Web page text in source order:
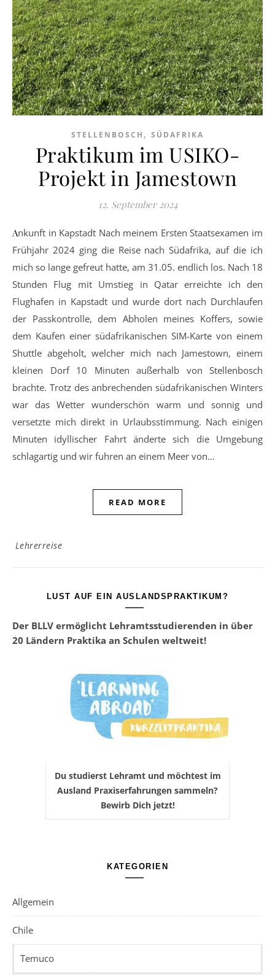
STELLENBOSCH , SÜDAFRIKA
Praktikum im USIKO-
Projekt in Jamestown
12. September 2024
Ankunft in Kapstadt Nach meinem Ersten Staatsexamen im
Frühjahr 2024 ging die Reise nach Südafrika, auf die ich
mich so lange gefreut hatte, am 31.05. endlich los. Nach 18
Stunden Flug mit Umstieg in Qatar erreichte ich den
Flughafen in Kapstadt und wurde dort nach Durchlaufen
der Passkontrolle, dem Abholen meines Koffers, sowie
dem Kaufen einer südafrikanischen SIM-Karte von einem
Shuttle abgeholt, welcher mich nach Jamestown, einem
kleinen Dorf 10 Minuten außerhalb von Stellenbosch
brachte. Trotz des anbrechenden südafrikanischen Winters
war das Wetter wunderschön warm und sonnig und
versetzte mich direkt in Urlaubsstimmung. Nach einigen
Minuten idyllischer Fahrt änderte sich die Umgebung
schlagartig und wir fuhren an einem Meer von…
READ MORE
Lehrerreise
LUST AUF EIN AUSLANDSPRAKTIKUM?
Der BLLV ermöglicht Lehramtsstudierenden in über
20 Ländern Praktika an Schulen weltweit!
Du studierst Lehramt und möchtest im
Ausland Praxiserfahrungen sammeln?
Bewirb Dich jetzt!
KATEGORIEN
Allgemein
Chile
Temuco